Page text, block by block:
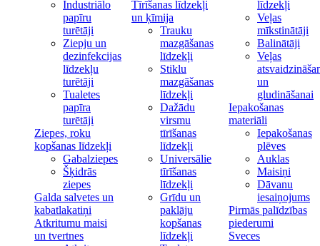
Industriālo
papīru
turētāji
Ziepju un
dezinfekcijas
līdzekļu
turētāji
Tualetes
papīra
turētāji
Ziepes, roku
kopšanas līdzekļi
Gabalziepes
Šķidrās
ziepes
Galda salvetes un
kabatlakatiņi
Atkritumu maisi
un tvertnes
Tīrīšanas līdzekļi
un ķīmija
Trauku
mazgāšanas
līdzekļi
Stiklu
mazgāšanas
līdzekļi
Dažādu
virsmu
tīrīšanas
līdzekļi
Universālie
tīrīšanas
līdzekļi
Grīdu un
paklāju
kopšanas
līdzekļi
līdzekļi
Veļas
mīkstinātāji
Balinātāji
Veļas
un
gludināšanai
Iepakošanas
materiāli
Iepakošanas
plēves
Auklas
Maisiņi
Dāvanu
iesaiņojums
Pirmās palīdzības
piederumi
Sveces